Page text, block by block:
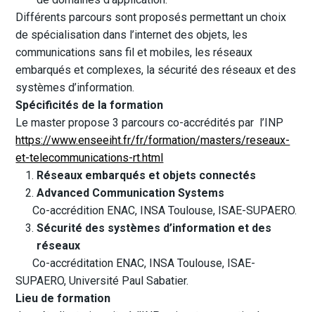
Différents parcours sont proposés permettant un choix
de spécialisation dans l’internet des objets, les
communications sans fil et mobiles, les réseaux
embarqués et complexes, la sécurité des réseaux et des
systèmes d’information.
Spécificités de la formation
Le master propose 3 parcours co-accrédités par l’INP
https://www.enseeiht.fr/fr/formation/masters/reseaux-
et-telecommunications-rt.html
Réseaux embarqués et objets connectés
Advanced Communication Systems
Co-accrédition ENAC, INSA Toulouse, ISAE-SUPAERO.
Sécurité des systèmes d’information et des
réseaux
Co-accréditation ENAC, INSA Toulouse, ISAE-
SUPAERO, Université Paul Sabatier.
Lieu de formation